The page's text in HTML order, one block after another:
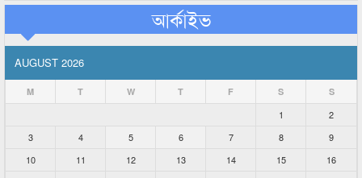
আর্কাইভ
AUGUST 2026
M T W T F S S
1
2
3
4 5 6 7 8
9
10
11 12 13 14 15
16